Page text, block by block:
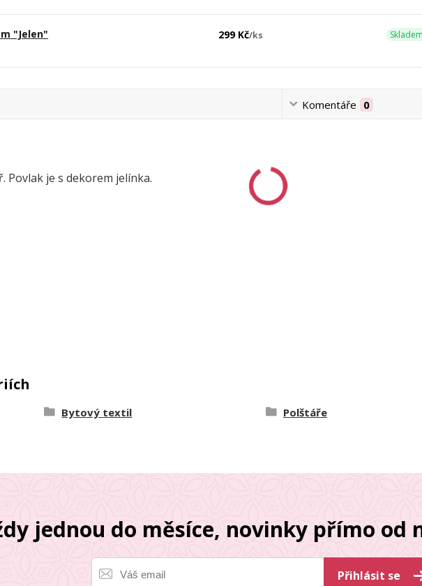
"Jelen" 299 Kč/ks
Komentáře 0
Povlak je s dekorem jelínka.
Bytový textil Polštáře
jednou do měsíce, novinky přímo od
Přihlásit se